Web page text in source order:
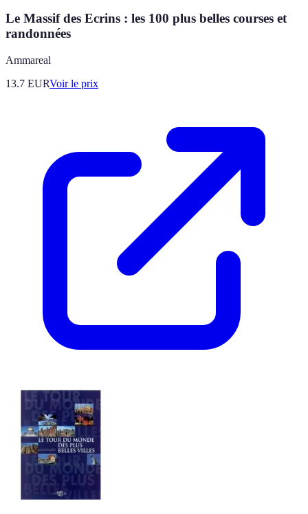
Le Massif des Ecrins : les 100 plus belles courses et
randonnées
Ammareal
13.7 EURVoir le prix